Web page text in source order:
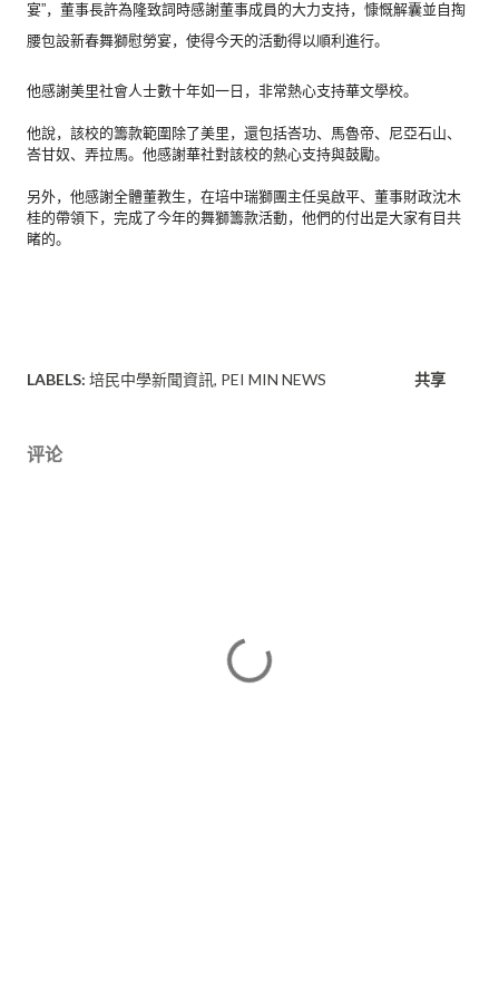
宴”， 董事長許為隆致詞時感謝董事成員的大力支持， 慷慨解囊並自掏
腰包設新春舞獅慰勞宴， 使得今天的活動得以順利進行。
他感謝美里社會人士數十年如一日，非常熱心支持華文學校。
他說，該校的籌款範圍除了美里，還包括峇功、馬魯帝、尼亞石山、
峇甘奴、弄拉馬。他感謝華社對該校的熱心支持與鼓勵。
另外，他感謝全體董教生，在培中瑞獅團主任吳啟平、 董事財政沈木
桂的帶領下，完成了今年的舞獅籌款活動， 他們的付出是大家有目共
睹的。
LABELS: 培民中學新聞資訊 PEI MIN NEWS 共享
评论